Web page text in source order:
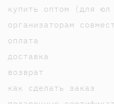
купить оптом (для
организаторам
оплата
доставка
возврат
как сделать заказ